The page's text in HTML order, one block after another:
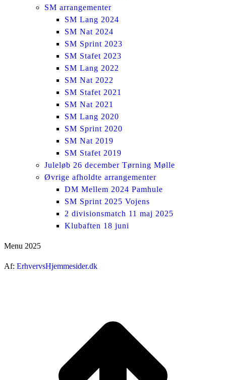
SM arrangementer
SM Lang 2024
SM Nat 2024
SM Sprint 2023
SM Stafet 2023
SM Lang 2022
SM Nat 2022
SM Stafet 2021
SM Nat 2021
SM Lang 2020
SM Sprint 2020
SM Nat 2019
SM Stafet 2019
Juleløb 26 december Tørning Mølle
Øvrige afholdte arrangementer
DM Mellem 2024 Pamhule
SM Sprint 2025 Vojens
2 divisionsmatch 11 maj 2025
Klubaften 18 juni
Menu 2025
Af: ErhvervsHjemmesider.dk